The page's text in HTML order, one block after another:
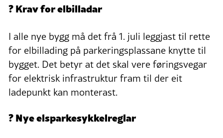
? Krav for elbilladar
I alle nye bygg må det frå 1. juli leggjast til rette
for elbillading på parkeringsplassane knytte til
bygget. Det betyr at det skal vere føringsvegar
for elektrisk infrastruktur fram til der eit
ladepunkt kan monterast.
? Nye elsparkesykkelreglar